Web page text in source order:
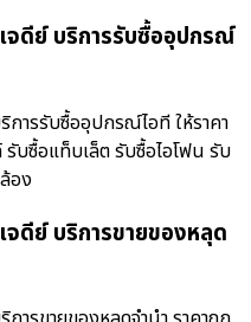
จดีย์ บริการรับซื้ออุปกรณ์
การรับซื้ออุปกรณ์ไอที ให้ราคา
บซื้อแท็บเล็ต รับซื้อไอโฟน รับ
อง
จดีย์ บริการขายของหลุด